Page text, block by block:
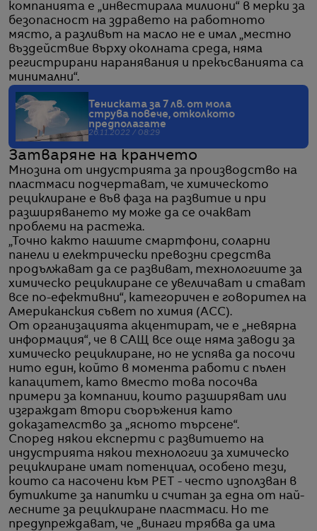
компанията е „инвестирала милиони“ в мерки за
безопасност на здравето на работното
място, а разливът на масло не е имал „местно
въздействие върху околната среда, няма
регистрирани наранявания и прекъсванията са
минимални“.
Тениската за 7 лв. от мола
струва повече, отколкото
предполагате
26.11.2022 / 08:29
Затваряне на кранчето
Мнозина от индустрията за производство на
пластмаси подчертават, че химическото
рециклиране е във фаза на развитие и при
разширяването му може да се очакват
проблеми на растежа.
„Точно както нашите смартфони, соларни
панели и електрически превозни средства
продължават да се развиват, технологиите за
химическо рециклиране се увеличават и стават
все по-ефективни“, категоричен е говорител на
Американския съвет по химия (ACC).
От организацията акцентират, че е „невярна
информация“, че в САЩ все още няма заводи за
химическо рециклиране, но не успява да посочи
нито един, който в момента работи с пълен
капацитет, като вместо това посочва
примери за компании, които разширяват или
изграждат втори съоръжения като
доказателство за „ясното търсене“.
Според някои експерти с развитието на
индустрията някои технологии за химическо
рециклиране имат потенциал, особено тези,
които са насочени към PET - често използван в
бутилките за напитки и считан за една от най-
лесните за рециклиране пластмаси. Но те
предупреждават, че „винаги трябва да има